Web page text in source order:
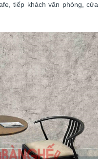
tiếp khách văn phòng, cửa